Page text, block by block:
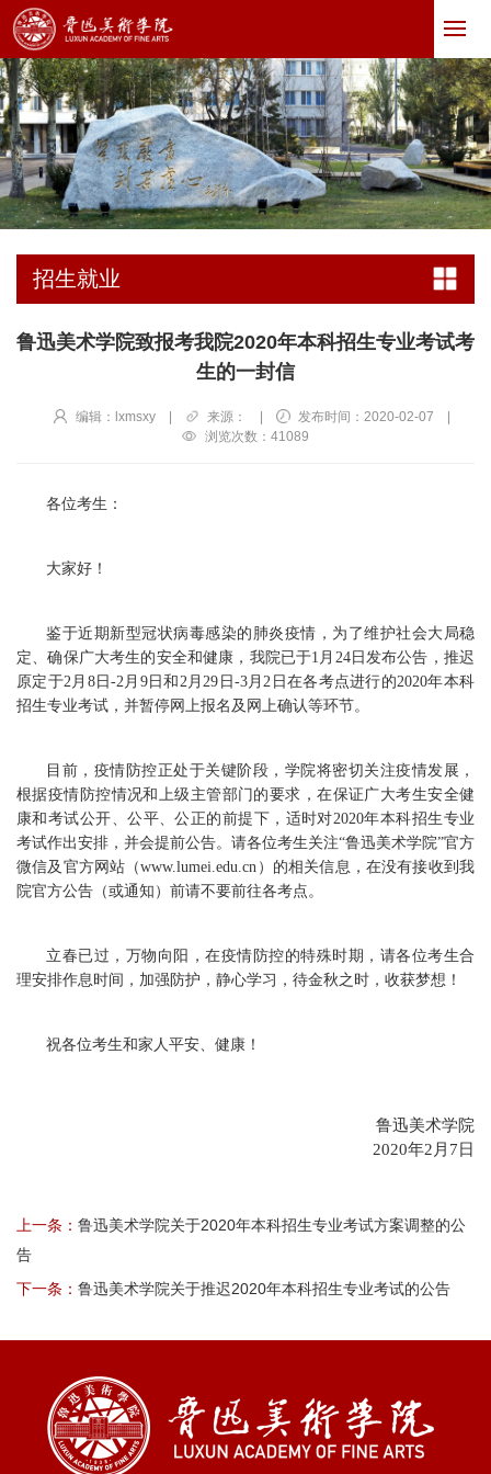
招生就业
鲁迅美术学院致报考我院2020年本科招生专业考试考
生的一封信
编辑：lxmsxy | 来源： | 发布时间：2020-02-07
|
浏览次数： 41089
各位考生：
大家好！
鉴于近期新型冠状病毒感染的肺炎疫情，为了维护社会大局稳
定、确保广大考生的安全和健康，我院已于1月24日发布公告，推迟
原定于2月8日-2月9日和2月29日-3月2日在各考点进行的2020年本科
招生专业考试，并暂停网上报名及网上确认等环节。
目前，疫情防控正处于关键阶段，学院将密切关注疫情发展，
根据疫情防控情况和上级主管部门的要求，在保证广大考生安全健
康和考试公开、公平、公正的前提下，适时对2020年本科招生专业
考试作出安排，并会提前公告。请各位考生关注“鲁迅美术学院”官方
微信及官方网站（www.lumei.edu.cn）的相关信息，在没有接收到我
院官方公告（或通知）前请不要前往各考点。
立春已过，万物向阳，在疫情防控的特殊时期，请各位考生合
理安排作息时间，加强防护，静心学习，待金秋之时，收获梦想！
祝各位考生和家人平安、健康！
鲁迅美术学院
2020年2月7日
上一条： 鲁迅美术学院关于2020年本科招生专业考试方案调整的公
告
下一条： 鲁迅美术学院关于推迟2020年本科招生专业考试的公告